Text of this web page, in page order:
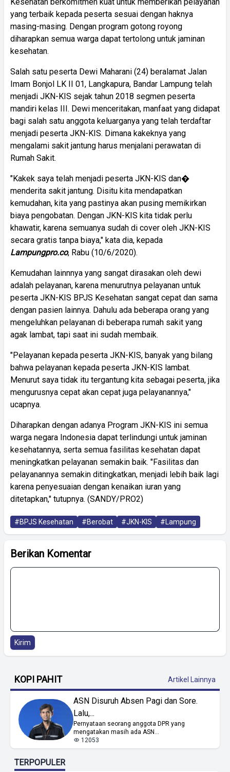
Kesehatan berkomitmen kuat untuk memberikan pelayanan
yang terbaik kepada peserta sesuai dengan haknya
masing-masing. Dengan program gotong royong
diharapkan semua warga dapat tertolong untuk jaminan
kesehatan.
Salah satu peserta Dewi Maharani (24) beralamat Jalan
Imam Bonjol LK II 01, Langkapura, Bandar Lampung telah
menjadi JKN-KIS sejak tahun 2018 segmen peserta
mandiri kelas III. Dewi menceritakan, manfaat yang didapat
bagi salah satu anggota keluarganya yang telah terdaftar
menjadi peserta JKN-KIS. Dimana kakeknya yang
mengalami sakit jantung harus menjalani perawatan di
Rumah Sakit.
"Kakek saya telah menjadi peserta JKN-KIS dan�
menderita sakit jantung. Disitu kita mendapatkan
kemudahan, kita yang pastinya akan pusing memikirkan
biaya pengobatan. Dengan JKN-KIS kita tidak perlu
khawatir, karena semuanya sudah di cover oleh JKN-KIS
secara gratis tanpa biaya," kata dia, kepada
Lampungpro.co, Rabu (10/6/2020).
Kemudahan lainnnya yang sangat dirasakan oleh dewi
adalah pelayanan, karena menurutnya pelayanan untuk
peserta JKN-KIS BPJS Kesehatan sangat cepat dan sama
dengan pasien lainnya. Dahulu ada beberapa orang yang
mengeluhkan pelayanan di beberapa rumah sakit yang
agak lambat, tapi saat ini sudah membaik.
"Pelayanan kepada peserta JKN-KIS, banyak yang bilang
bahwa pelayanan kepada peserta JKN-KIS lambat.
Menurut saya tidak itu tergantung kita sebagai peserta, jika
mengurusnya cepat akan cepat juga pelayanannya,"
ucapnya.
Diharapkan dengan adanya Program JKN-KIS ini semua
warga negara Indonesia dapat terlindungi untuk jaminan
kesehatannya, serta semua fasilitas kesehatan dapat
meningkatkan pelayanan semakin baik. "Fasilitas dan
pelayanannya semakin ditingkatkan, menjadi lebih baik lagi
karena penyesuaian dengan kenaikan iuran yang
ditetapkan," tutupnya. (SANDY/PRO2)
#BPJS Kesehatan #Berobat #JKN-KIS #Lampung
Berikan Komentar
Kirim
KOPI PAHIT Artikel Lainnya
ASN Disuruh Absen Pagi dan Sore.
Lalu,...
Pernyataan seorang anggota DPR yang
mengatakan masih ada ASN...
12053
TERPOPULER